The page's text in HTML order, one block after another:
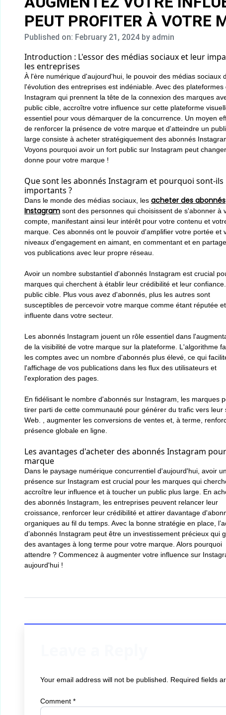
PEUT PROFITER À VOTRE
Published on: February 21, 2024 by admin
Introduction : L'essor des médias sociaux et leur
les entreprises
À l'ère numérique d'aujourd'hui, le pouvoir des médias sociaux
l'évolution des entreprises est indéniable. Avec des plateformes
Instagram qui prennent la tête de la connexion des marques
public cible, accroître votre influence sur cette plateforme
essentiel pour vous démarquer de la concurrence. Un moyen
de renforcer la présence de votre marque et d'atteindre un
large consiste à acheter stratégiquement des abonnés
Voyons pourquoi avoir un fort public sur Instagram peut
donne pour votre marque !
Que sont les abonnés Instagram et pourquoi sont-ils
importants ?
Dans le monde des médias sociaux, les acheter des abonnés
Instagram sont des personnes qui choisissent de s'abonner à
compte, manifestant ainsi leur intérêt pour votre contenu et
marque. Ces abonnés ont le pouvoir d'amplifier votre portée et
niveaux d'engagement en aimant, en commentant et en
vos publications avec leur propre réseau.
Avoir un nombre substantiel d'abonnés Instagram est crucial
marques qui cherchent à établir leur crédibilité et leur
public cible. Plus vous avez d'abonnés, plus les autres sont
susceptibles de percevoir votre marque comme étant réputée et
influente dans votre secteur.
Les abonnés Instagram jouent un rôle essentiel dans
de la visibilité de votre marque sur la plateforme. L'algorithme
les comptes avec un nombre d'abonnés plus élevé, ce qui
l'affichage de vos publications dans les flux des utilisateurs et
l'exploration des pages.
En fidélisant le nombre d'abonnés sur Instagram, les marques
tirer parti de cette communauté pour générer du trafic vers leur
Web. , augmenter les conversions de ventes et, à terme,
présence globale en ligne.
Les avantages d'acheter des abonnés Instagram
marque
Dans le paysage numérique concurrentiel d'aujourd'hui, avoir
présence sur Instagram est crucial pour les marques qui
accroître leur influence et à toucher un public plus large. En
des abonnés Instagram, les entreprises peuvent relancer leur
croissance, renforcer leur crédibilité et attirer davantage
organiques au fil du temps. Avec la bonne stratégie en place,
d’abonnés Instagram peut être un investissement précieux qui
des avantages à long terme pour votre marque. Alors pourquoi
attendre ? Commencez à augmenter votre influence sur
aujourd'hui !
Your email address will not be published. Required fields
Comment *